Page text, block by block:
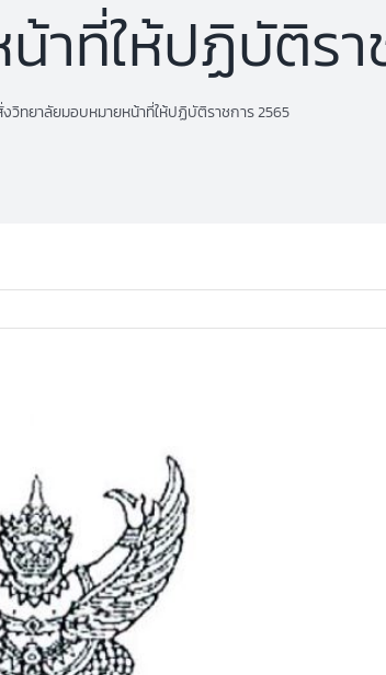
าที่ให้ปฏิบัติรา
งวิทยาลัยมอบหมายหน้าที่ให้ปฏิบัติราชการ 2565